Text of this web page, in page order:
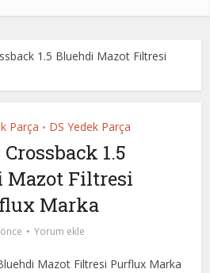
1.5 Bluehdi Mazot Filtresi
Parça • DS Yedek Parça
Crossback 1.5
Mazot Filtresi
Marka
Yorum ekle
Mazot Filtresi Purflux Marka